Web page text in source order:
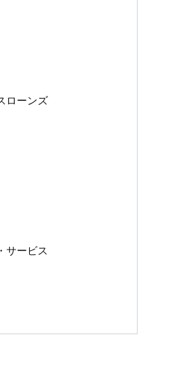
ローンズ
サービス